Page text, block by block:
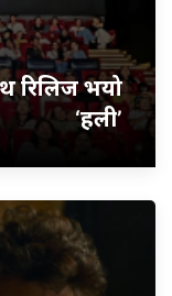
रिलिज भयो
‘हली’